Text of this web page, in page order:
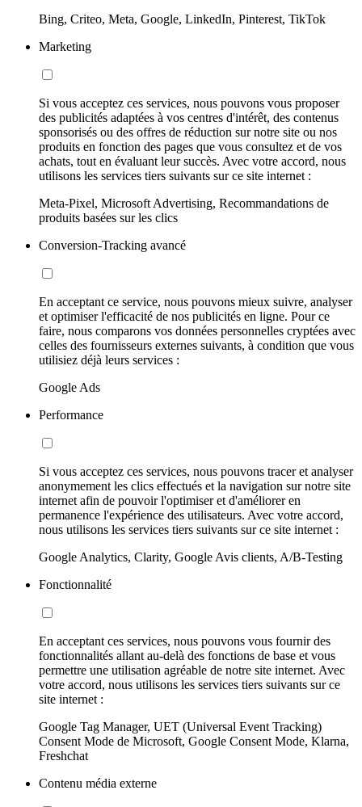
Bing, Criteo, Meta, Google, LinkedIn, Pinterest, TikTok
Marketing
Si vous acceptez ces services, nous pouvons vous proposer
des publicités adaptées à vos centres d'intérêt, des contenus
sponsorisés ou des offres de réduction sur notre site ou nos
produits en fonction des pages que vous consultez et de vos
achats, tout en évaluant leur succès. Avec votre accord, nous
utilisons les services tiers suivants sur ce site internet :
Meta-Pixel, Microsoft Advertising, Recommandations de
produits basées sur les clics
Conversion-Tracking avancé
En acceptant ce service, nous pouvons mieux suivre, analyser
et optimiser l'efficacité de nos publicités en ligne. Pour ce
faire, nous comparons vos données personnelles cryptées avec
celles des fournisseurs externes suivants, à condition que vous
utilisiez déjà leurs services :
Google Ads
Performance
Si vous acceptez ces services, nous pouvons tracer et analyser
anonymement les clics effectués et la navigation sur notre site
internet afin de pouvoir l'optimiser et d'améliorer en
permanence l'expérience des utilisateurs. Avec votre accord,
nous utilisons les services tiers suivants sur ce site internet :
Google Analytics, Clarity, Google Avis clients, A/B-Testing
Fonctionnalité
En acceptant ces services, nous pouvons vous fournir des
fonctionnalités allant au-delà des fonctions de base et vous
permettre une utilisation agréable de notre site internet. Avec
votre accord, nous utilisons les services tiers suivants sur ce
site internet :
Google Tag Manager, UET (Universal Event Tracking)
Consent Mode de Microsoft, Google Consent Mode, Klarna,
Freshchat
Contenu média externe